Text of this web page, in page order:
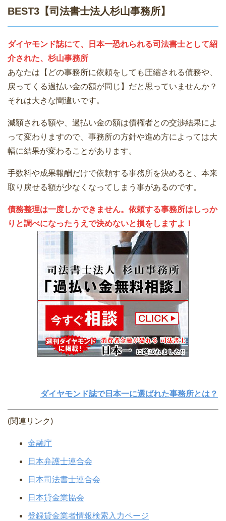
BEST3【司法書士法人杉山事務所】
ダイヤモンド誌にて、日本一恐れられる司法書士として紹
介された、杉山事務所
あなたは【どの事務所に依頼をしても圧縮される債務や、
戻ってくる過払い金の額が同じ】だと思っていませんか？
それは大きな間違いです。
減額される額や、過払い金の額は債権者との交渉結果によ
って変わりますので、事務所の方針や進め方によっては大
幅に結果が変わることがあります。
手数料や成果報酬だけで依頼する事務所を決めると、本来
取り戻せる額が少なくなってしまう事があるのです。
債務整理は一度しかできません。依頼する事務所はしっか
りと調べになったうえで決めないと損をしますよ！
ダイヤモンド誌で日本一に選ばれた事務所とは？
(関連リンク)
金融庁
日本弁護士連合会
日本司法書士連合会
日本貸金業協会
登録貸金業者情報検索入力ページ